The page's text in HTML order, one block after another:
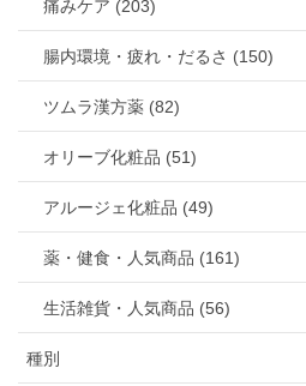
痛みケア (203)
腸内環境・疲れ・だるさ (150)
ツムラ漢方薬 (82)
オリーブ化粧品 (51)
アルージェ化粧品 (49)
薬・健食・人気商品 (161)
生活雑貨・人気商品 (56)
種別